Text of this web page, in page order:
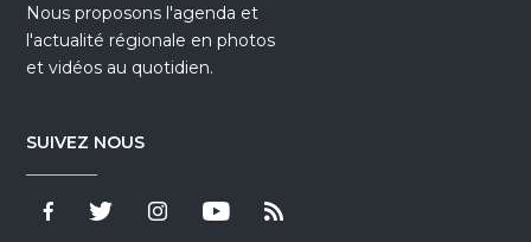
Nous proposons l'agenda et
l'actualité régionale en photos
et vidéos au quotidien.
SUIVEZ NOUS